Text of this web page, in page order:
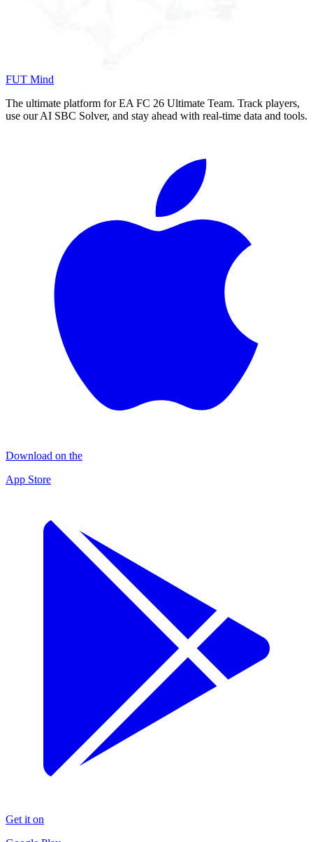
FUT Mind
The ultimate platform for EA FC 26 Ultimate Team. Track players,
use our AI SBC Solver, and stay ahead with real-time data and tools.
Download on the
App Store
Get it on